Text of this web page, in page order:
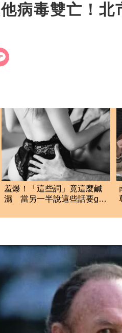
病毒雙亡！
羞爆！「這些詞」竟這麼鹹
濕 當另一半說這些話要get